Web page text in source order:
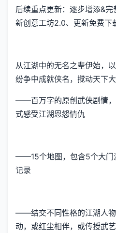
后续重点更新：逐步增添&
新创意工坊2.0、更新免费下
从江湖中的无名之辈伊始，
纷争中成就侠名，搅动天下大
——百万字的原创武侠剧情
式感受江湖恩怨情仇
——15个地图，包含5个大门
记录
——结交不同性格的江湖人
动，或红尘相伴，或传授武